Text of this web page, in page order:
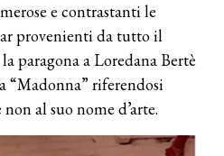
e contrastanti le
provenienti da tutto il
paragona a Loredana Bertè
“Madonna” riferendosi
al suo nome d’arte.